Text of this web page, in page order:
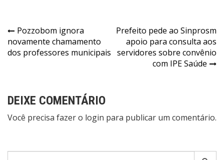
Navegação
de
Pozzobom ignora
novamente chamamento
dos professores municipais
Prefeito pede ao Sinprosm
apoio para consulta aos
servidores sobre convênio
com IPE Saúde
DEIXE COMENTÁRIO
Você precisa fazer o login para publicar um comentário.